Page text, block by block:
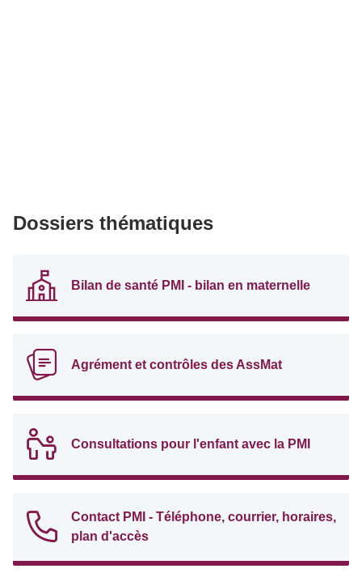
Dossiers thématiques
Bilan de santé PMI - bilan en maternelle
Agrément et contrôles des AssMat
Consultations pour l'enfant avec la PMI
Contact PMI - Téléphone, courrier, horaires,
plan d'accès